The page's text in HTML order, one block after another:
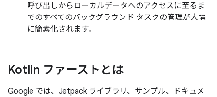
呼び出しからローカルデータへのアクセスに至るま
でのすべてのバックグラウンド タスクの管理が大幅
に簡素化されます。
Kotlin ファーストとは
Google では、Jetpack ライブラリ、サンプル、ドキュメ